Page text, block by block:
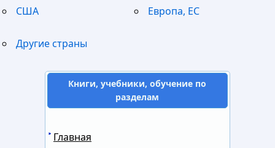
США Европа, ЕС
Другие страны
Книги, учебники, обучение по
разделам
Главная